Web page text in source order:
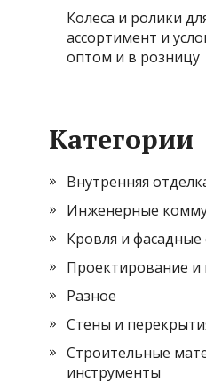
Колеса и ролики
ассортимент и
оптом и в розницу
Категории
Внутренняя
Инженерные
Кровля и фасадные
Проектирование и
Разное
Стены и
Строительные
инструменты